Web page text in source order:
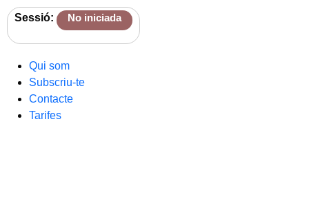
Sessió: No iniciada
Qui som
Subscriu-te
Contacte
Tarifes